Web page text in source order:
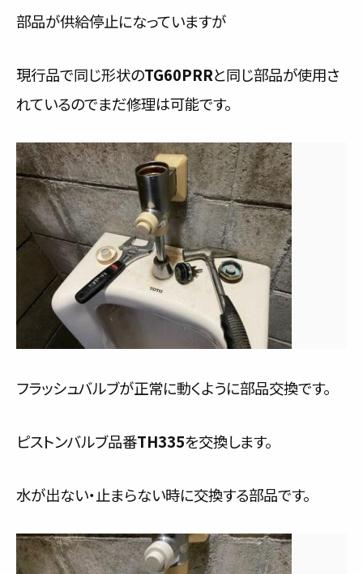
部品が供給停止になっていますが
現行品で同じ形状のTG60PRRと同じ部品が使用さ
れているのでまだ修理は可能です。
フラッシュバルブが正常に動くように部品交換です。
ピストンバルブ品番TH335を交換します。
水が出ない・止まらない時に交換する部品です。